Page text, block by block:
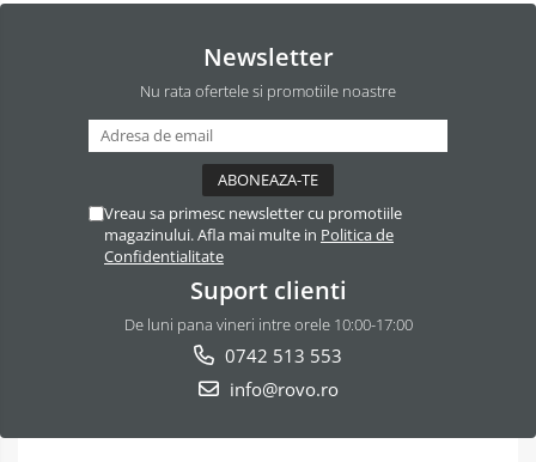
Newsletter
Nu rata ofertele si promotiile noastre
Vreau sa primesc newsletter cu promotiile
magazinului. Afla mai multe in Politica de
Confidentialitate
Suport clienti
De luni pana vineri intre orele 10:00-17:00
0742 513 553
info@rovo.ro